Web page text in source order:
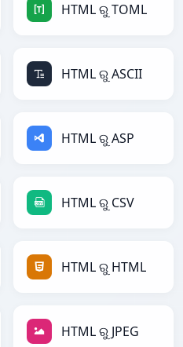
HTML ରୁ TOML
HTML ରୁ ASCII
HTML ରୁ ASP
HTML ରୁ CSV
HTML ରୁ HTML
HTML ରୁ JPEG